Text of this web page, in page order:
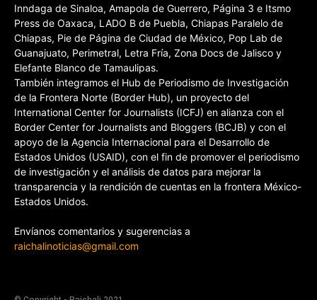
Inndaga de Sinaloa, Amapola de Guerrero, Página 3 e Itsmo
Press de Oaxaca, LADO B de Puebla, Chiapas Paralelo de
Chiapas, Pie de Página de Ciudad de México, Pop Lab de
Guanajuato, Perimetral, Letra Fría, Zona Docs de Jalisco y
Elefante Blanco de Tamaulipas.
También integramos el Hub de Periodismo de Investigación
de la Frontera Norte (Border Hub), un proyecto del
International Center for Journalists (ICFJ) en alianza con el
Border Center for Journalists and Bloggers (BCJB) y con el
apoyo de la Agencia Internacional para el Desarrollo de
Estados Unidos (USAID), con el fin de promover el periodismo
de investigación y el análisis de datos para mejorar la
transparencia y la rendición de cuentas en la frontera México-
Estados Unidos.
Envíanos comentarios y sugerencias a
raichalinoticias@gmail.com